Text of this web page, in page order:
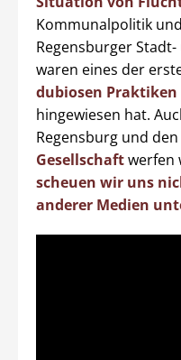
Kommunalpolitik
Regensburger
waren eines der
dubiosen Praktiken
hingewiesen hat.
Regensburg und den
Gesellschaftwerfen
scheuen wir uns
anderer Medien